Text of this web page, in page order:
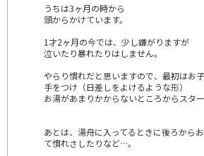
うちは3ヶ月の時から
頭からかけています。
1才2ヶ月の今では、少し嫌がりますが
泣いたり暴れたりはしません。
やらり慣れだと思いますので、最初はお
手をつけ（日差しをよけるような形）
お湯があまりかからないところからスタ
あとは、湯舟に入ってるときに後ろから
て慣れさしたりなど…。